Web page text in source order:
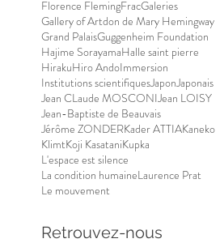
Florence FlemingFracGaleries
Gallery of Artdon de Mary Hemingway
Grand PalaisGuggenheim Foundation
Hajime SorayamaHalle saint pierre
HirakuHiro AndoImmersion
Institutions scientifiquesJaponJaponais
Jean CLaude MOSCONIJean LOISY
Jean-Baptiste de Beauvais
Jérôme ZONDERKader ATTIAKaneko
KlimtKoji KasataniKupka
L'espace est silence
La condition humaineLaurence Prat
Le mouvement
Retrouvez-nous